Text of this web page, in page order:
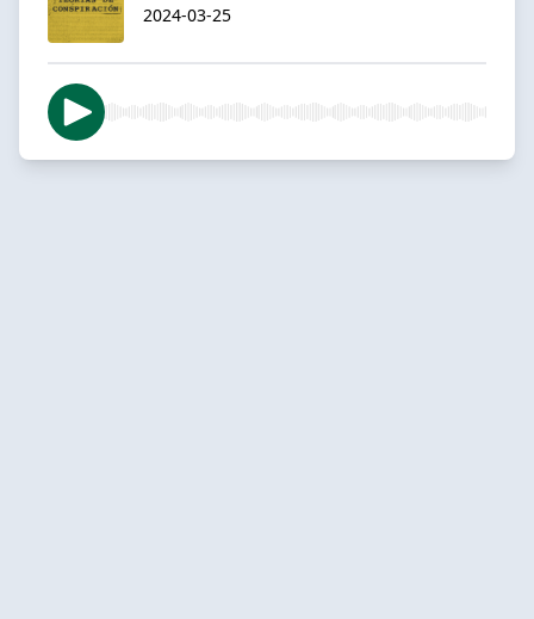
2024-03-25